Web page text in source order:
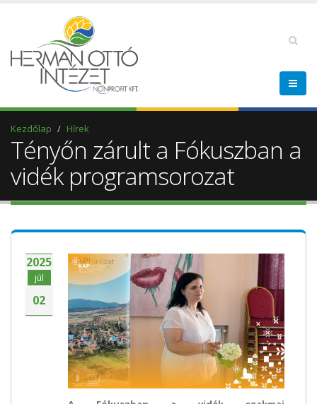
Kezdőlap Hírek
Tényőn zárult a Fókuszban a
vidék programsorozat
2025
júl
02